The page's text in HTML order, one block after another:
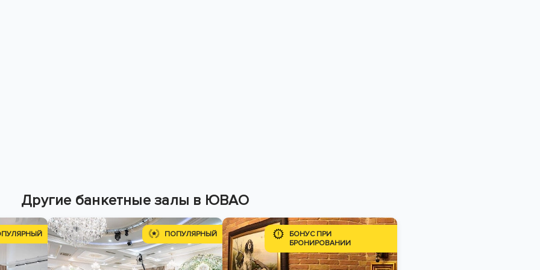
Другие банкетные залы в ЮВАО
ПОПУЛЯРНЫЙ
БОНУС ПРИ
БРОНИРОВАНИИ